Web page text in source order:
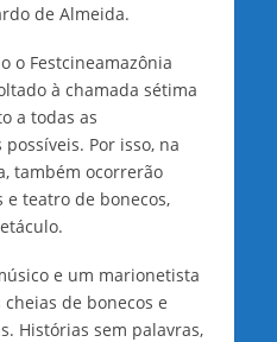
de Almeida.
Festcineamazônia
à chamada sétima
a todas as
Por isso, na
também ocorrerão
e teatro de bonecos,
e um marionetista
de bonecos e
Histórias sem palavras,